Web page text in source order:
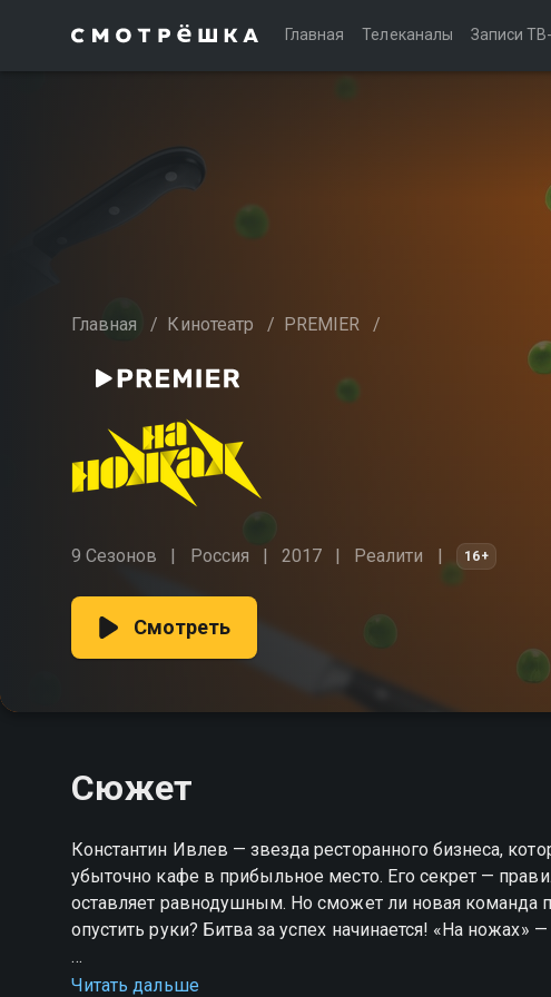
Главная Телеканалы Записи
Главная / Кинотеатр / PREMIER /
9 Сезонов Россия 2017 Реалити 16+
Смотреть
Сюжет
Константин Ивлев — звезда ресторанного бизнеса,
убыточно кафе в прибыльное место. Его секрет —
оставляет равнодушным. Но сможет ли новая команда
опустить руки? Битва за успех начинается! «На ножах»
Посмотреть онлайн 7 сезон сериала На ножах вы
Читать дальше